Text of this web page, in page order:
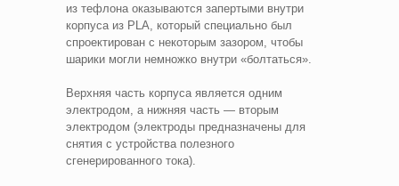
из тефлона оказываются запертыми внутри
корпуса из PLA, который специально был
спроектирован с некоторым зазором, чтобы
шарики могли немножко внутри «болтаться».
Верхняя часть корпуса является одним
электродом, а нижняя часть — вторым
электродом (электроды предназначены для
снятия с устройства полезного
сгенерированного тока).